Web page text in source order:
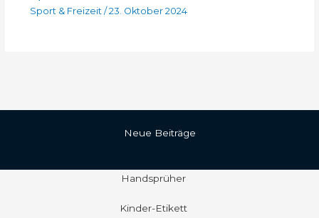
Sport & Freizeit/ 23. Oktober 2024
Neue Beiträge
Handsprüher
Kinder-Etikett